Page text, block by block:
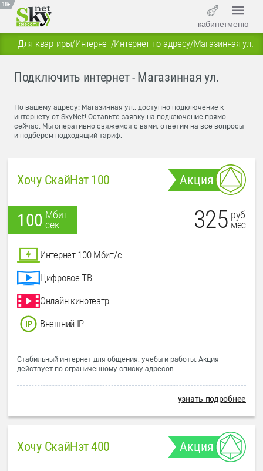
18+
кабинетменю
Для квартиры/Интернет/Интернет по адресу/Магазинная ул.
Подключить интернет - Магазинная ул.
По вашему адресу: Магазинная ул., доступно подключение к
интернету от SkyNet! Оставьте заявку на подключение прямо
сейчас. Мы оперативно свяжемся с вами, ответим на все вопросы
и подберем подходящий тариф.
Хочу СкайНэт 100 Акция
100 Мбит
сек
325 руб
мес
Интернет 100 Мбит/с
Цифровое ТВ
Онлайн-кинотеатр
Внешний IP
Стабильный интернет для общения, учебы и работы. Акция
действует по ограниченному списку адресов.
узнать подробнее
Хочу СкайНэт 400 Акция